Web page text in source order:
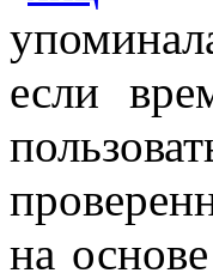
если
на